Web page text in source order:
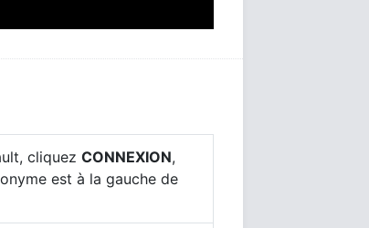
cliquez CONNEXION,
est à la gauche de